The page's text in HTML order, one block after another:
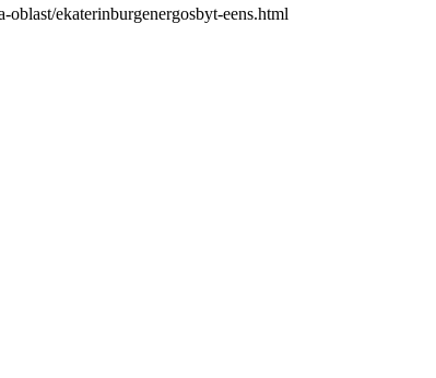
ekaterinburgenergosbyt-eens.html